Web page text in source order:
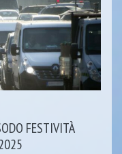
FESTIVITÀ